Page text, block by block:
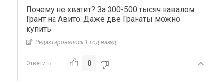
Почему не хватит? За 300-500 тысяч навалом
Грант на Авито. Даже две Гранаты можно
купить
Редактировалось 1 год назад
Ответить 0